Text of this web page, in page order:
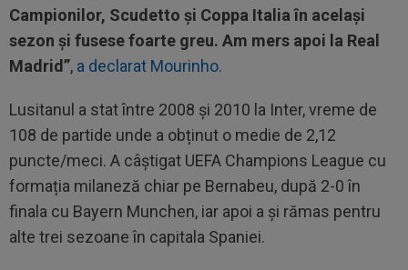
Campionilor, Scudetto și Coppa Italia în același
sezon și fusese foarte greu. Am mers apoi la Real
Madrid”, a declarat Mourinho.
Lusitanul a stat între 2008 și 2010 la Inter, vreme de
108 de partide unde a obținut o medie de 2,12
puncte/meci. A câștigat UEFA Champions League cu
formația milaneză chiar pe Bernabeu, după 2-0 în
finala cu Bayern Munchen, iar apoi a și rămas pentru
alte trei sezoane în capitala Spaniei.